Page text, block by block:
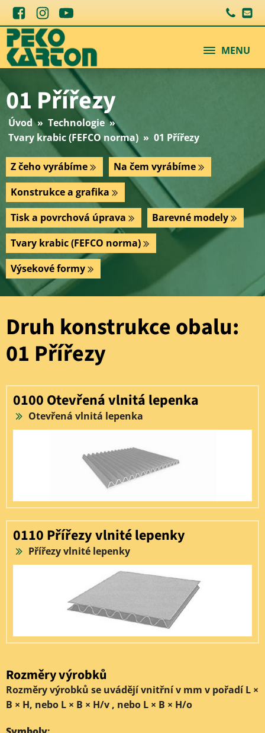
MENU
01 Přířezy
Úvod » Technologie »
Tvary krabic (FEFCO norma) » 01 Přířezy
Z čeho vyrábíme
Na čem vyrábíme
Konstrukce a grafika
Tisk a povrchová úprava
Barevné modely
Tvary krabic (FEFCO norma)
Výsekové formy
Druh konstrukce obalu:
01 Přířezy
0100 Otevřená vlnitá lepenka
Otevřená vlnitá lepenka
0110 Přířezy vlnité lepenky
Přířezy vlnité lepenky
Rozměry výrobků
Rozměry výrobků se uvádějí vnitřní v mm v pořadí L ×
B × H, nebo L × B × H/v , nebo L × B × H/o